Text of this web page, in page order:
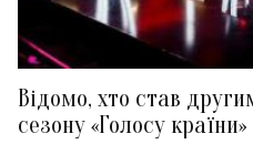
Відомо, хто став
сезону «Голосу країни»